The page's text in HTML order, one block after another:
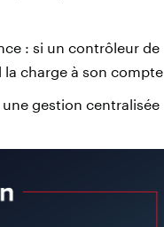
: si un contrôleur de
charge à son compte
une gestion centralisée